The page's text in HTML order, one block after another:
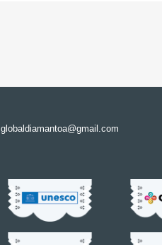
globaldiamantoa@gmail.com